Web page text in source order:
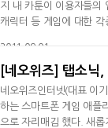
지 내 카툰이 이용자들의
캐릭터 등 게임에 대한
2011-09-01
[네오위즈] 탭소닉
네오위즈인터넷(대표 이
하는 스마트폰 게임 애플
으로 자리매김 했다. 새